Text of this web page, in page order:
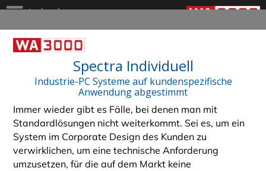
Inhalt
Spectra Individuell
Industrie-PC Systeme auf kundenspezifische
Anwendung abgestimmt
Immer wieder gibt es Fälle, bei denen man mit
Standardlösungen nicht weiterkommt. Sei es, um ein
System im Corporate Design des Kunden zu
verwirklichen, um eine technische Anforderung
umzusetzen, für die auf dem Markt keine